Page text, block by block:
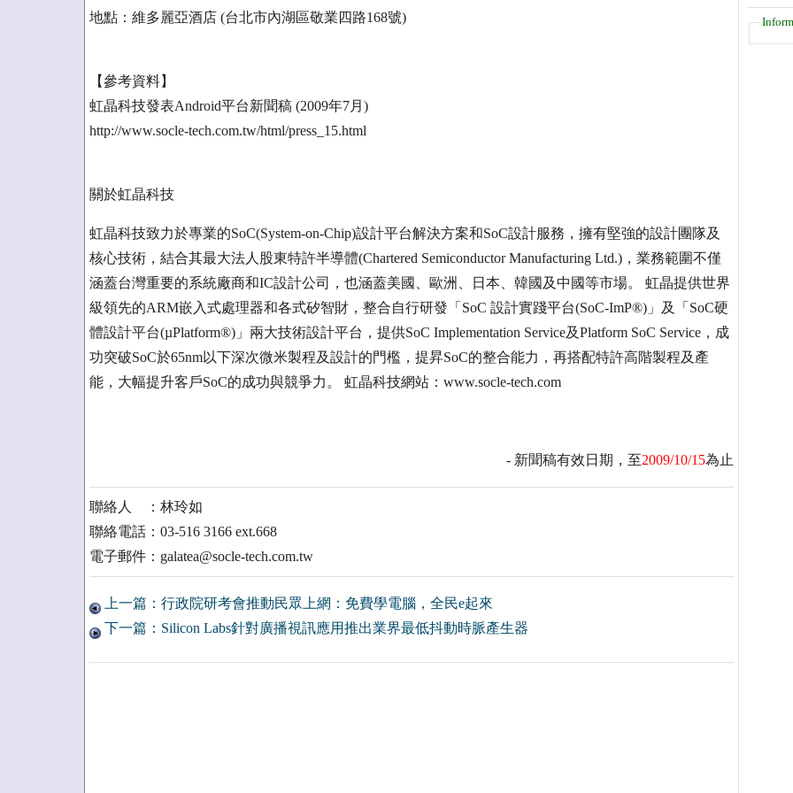
地點：維多麗亞酒店 (台北市內湖區敬業四路168號)
【參考資料】
虹晶科技發表Android平台新聞稿 (2009年7月)
http://www.socle-tech.com.tw/html/press_15.html
關於虹晶科技
虹晶科技致力於專業的SoC(System-on-Chip)設計平台解決方案和SoC設計服務，擁有堅強的設計團隊及
核心技術，結合其最大法人股東特許半導體(Chartered Semiconductor Manufacturing Ltd.)，業務範圍不僅
涵蓋台灣重要的系統廠商和IC設計公司，也涵蓋美國、歐洲、日本、韓國及中國等市場。 虹晶提供世界
級領先的ARM嵌入式處理器和各式矽智財，整合自行研發「SoC 設計實踐平台(SoC-ImP®)」及「SoC硬
體設計平台(µPlatform®)」兩大技術設計平台，提供SoC Implementation Service及Platform SoC Service，成
功突破SoC於65nm以下深次微米製程及設計的門檻，提昇SoC的整合能力，再搭配特許高階製程及產
能，大幅提升客戶SoC的成功與競爭力。 虹晶科技網站：www.socle-tech.com
- 新聞稿有效日期，至2009/10/15為止
聯絡人 ：林玲如
聯絡電話：03-516 3166 ext.668
電子郵件：galatea@socle-tech.com.tw
上一篇：行政院研考會推動民眾上網：免費學電腦，全民e起來
下一篇：Silicon Labs針對廣播視訊應用推出業界最低抖動時脈產生器